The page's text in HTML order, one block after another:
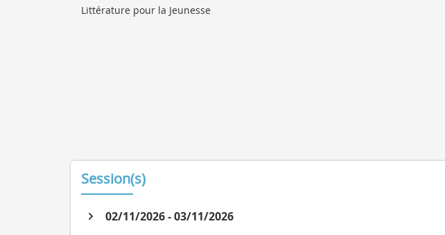
Littérature pour la Jeunesse
Session(s)
02/11/2026 - 03/11/2026